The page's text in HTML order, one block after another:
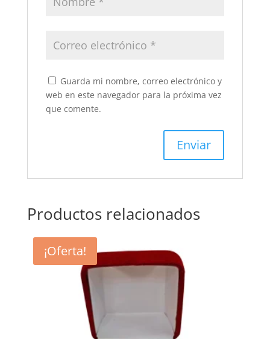
Guarda mi nombre, correo electrónico y
web en este navegador para la próxima vez
que comente.
Productos relacionados
¡Oferta!